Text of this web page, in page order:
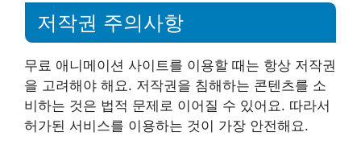
저작권 주의사항
무료 애니메이션 사이트를 이용할 때는 항상 저작권
을 고려해야 해요. 저작권을 침해하는 콘텐츠를 소
비하는 것은 법적 문제로 이어질 수 있어요. 따라서
허가된 서비스를 이용하는 것이 가장 안전해요.